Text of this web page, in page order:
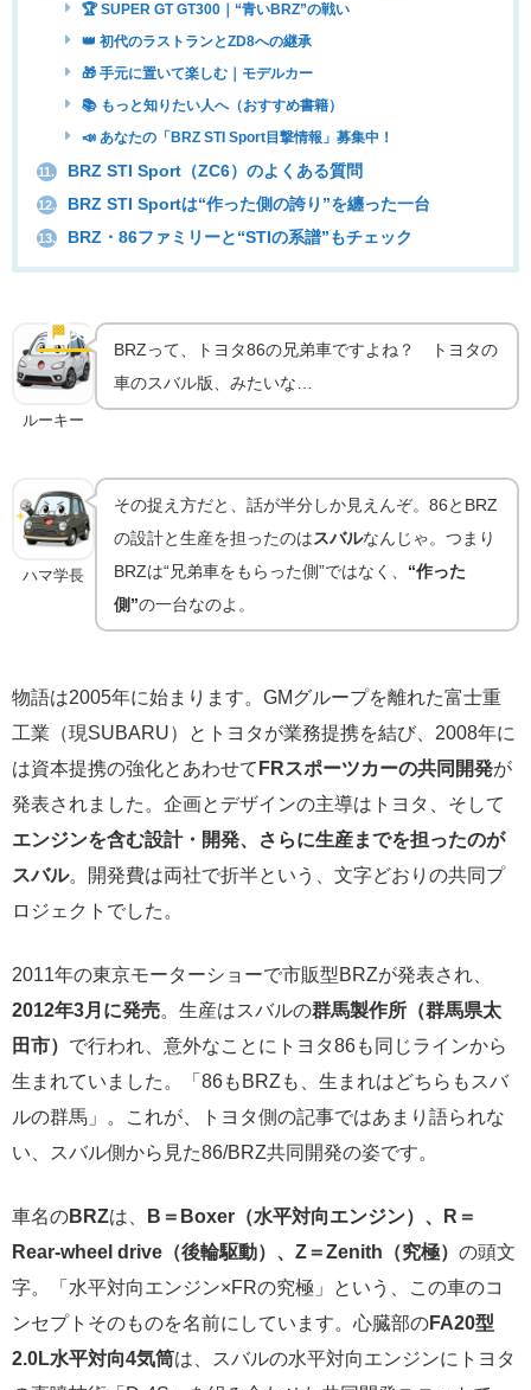
🏆 SUPER GT GT300｜“青いBRZ”の戦い
👑 初代のラストランとZD8への継承
🎁 手元に置いて楽しむ｜モデルカー
📚 もっと知りたい人へ（おすすめ書籍）
📣 あなたの「BRZ STI Sport目撃情報」募集中！
11. BRZ STI Sport（ZC6）のよくある質問
12. BRZ STI Sportは“作った側の誇り”を纏った一台
13. BRZ・86ファミリーと“STIの系譜”もチェック
🏁 実車の魅力
ルーキー
BRZって、トヨタ86の兄弟車ですよね？ トヨタの
車のスバル版、みたいな…
ハマ学長
その捉え方だと、話が半分しか見えんぞ。86とBRZ
の設計と生産を担ったのは スバルなんじゃ。つまり
BRZは“兄弟車をもらった側”ではなく、 “作った
側”の一台なのよ。
物語は2005年に始まります。GMグループを離れた富士重
工業（現SUBARU）とトヨタが業務提携を結び、2008年に
は資本提携の強化とあわせて FRスポーツカーの共同開発が
発表されました。企画とデザインの主導はトヨタ、そして
エンジンを含む設計・開発、さらに生産までを担ったのが
スバル。開発費は両社で折半という、文字どおりの共同プ
ロジェクトでした。
2011年の東京モーターショーで市販型BRZが発表され、
2012年3月に発売。生産はスバルの群馬製作所（群馬県太
田市） で行われ、意外なことにトヨタ86も同じラインから
生まれていました。「86もBRZも、生まれはどちらもスバ
ルの群馬」。これが、トヨタ側の記事ではあまり語られな
い、スバル側から見た86/BRZ共同開発の姿です。
車名のBRZは、
B＝Boxer（水平対向エンジン）、R＝
Rear-wheel drive（後輪駆動）、Z＝Zenith（究極） の頭文
字。「水平対向エンジン×FRの究極」という、この車のコ
ンセプトそのものを名前にしています。心臓部のFA20型
2.0L水平対向4気筒は、スバルの水平対向エンジンにトヨタ